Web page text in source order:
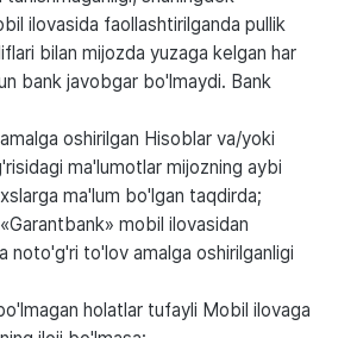
ilovasida faollashtirilganda pullik
bilan mijozda yuzaga kelgan har
bank javobgar bo'lmaydi. Bank
oshirilgan Hisoblar va/yoki
ma'lumotlar mijozning aybi
ma'lum bo'lgan taqdirda;
mobil ilovasidan
noto'g'ri to'lov amalga oshirilganligi
holatlar tufayli Mobil ilovaga